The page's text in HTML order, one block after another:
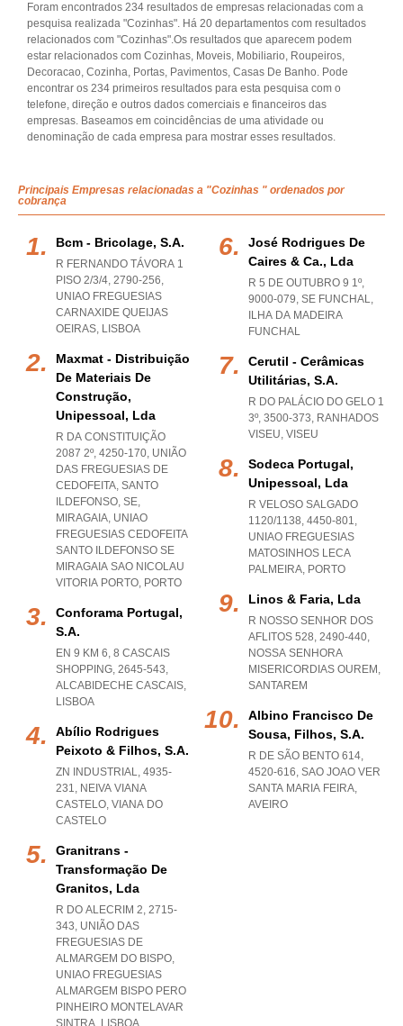
Foram encontrados 234 resultados de empresas relacionadas com a
pesquisa realizada "Cozinhas". Há 20 departamentos com resultados
relacionados com "Cozinhas".Os resultados que aparecem podem
estar relacionados com Cozinhas, Moveis, Mobiliario, Roupeiros,
Decoracao, Cozinha, Portas, Pavimentos, Casas De Banho. Pode
encontrar os 234 primeiros resultados para esta pesquisa com o
telefone, direção e outros dados comerciais e financeiros das
empresas. Baseamos em coincidências de uma atividade ou
denominação de cada empresa para mostrar esses resultados.
Principais Empresas relacionadas a "Cozinhas " ordenados por
cobrança
Bcm - Bricolage, S.a.
R FERNANDO TÁVORA 1
PISO 2/3/4, 2790-256,
UNIAO FREGUESIAS
CARNAXIDE QUEIJAS
OEIRAS, LISBOA
Maxmat - Distribuição
De Materiais De
Construção,
Unipessoal, Lda
R DA CONSTITUIÇÃO
2087 2º, 4250-170, UNIÃO
DAS FREGUESIAS DE
CEDOFEITA, SANTO
ILDEFONSO, SE,
MIRAGAIA, UNIAO
FREGUESIAS CEDOFEITA
SANTO ILDEFONSO SE
MIRAGAIA SAO NICOLAU
VITORIA PORTO, PORTO
Conforama Portugal,
S.a.
EN 9 KM 6, 8 CASCAIS
SHOPPING, 2645-543,
ALCABIDECHE CASCAIS,
LISBOA
Abílio Rodrigues
Peixoto & Filhos, S.a.
ZN INDUSTRIAL, 4935-
231, NEIVA VIANA
CASTELO, VIANA DO
CASTELO
Granitrans -
Transformação De
Granitos, Lda
R DO ALECRIM 2, 2715-
343, UNIÃO DAS
FREGUESIAS DE
ALMARGEM DO BISPO,
UNIAO FREGUESIAS
ALMARGEM BISPO PERO
PINHEIRO MONTELAVAR
SINTRA, LISBOA
José Rodrigues De
Caires & Ca., Lda
R 5 DE OUTUBRO 9 1º,
9000-079, SE FUNCHAL,
ILHA DA MADEIRA
FUNCHAL
Cerutil - Cerâmicas
Utilitárias, S.a.
R DO PALÁCIO DO GELO 1
3º, 3500-373, RANHADOS
VISEU, VISEU
Sodeca Portugal,
Unipessoal, Lda
R VELOSO SALGADO
1120/1138, 4450-801,
UNIAO FREGUESIAS
MATOSINHOS LECA
PALMEIRA, PORTO
Linos & Faria, Lda
R NOSSO SENHOR DOS
AFLITOS 528, 2490-440,
NOSSA SENHORA
MISERICORDIAS OUREM ,
SANTAREM
Albino Francisco De
Sousa, Filhos, S.a.
R DE SÃO BENTO 614,
4520-616, SAO JOAO VER
SANTA MARIA FEIRA,
AVEIRO